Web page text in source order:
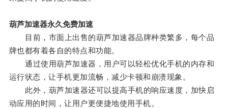
葫芦加速器永久免费加速
目前，市面上出售的葫芦加速器品牌种类繁多，每个品
牌也都有着各自的特点和功能。
通过使用葫芦加速器，用户可以轻松优化手机的内存和
运行状态，让手机更加流畅，减少卡顿和崩溃现象。
此外，葫芦加速器还可以提高手机的响应速度，加快启
动应用的时间，让用户更便捷地使用手机。